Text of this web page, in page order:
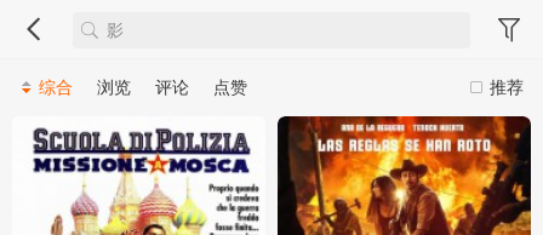
推荐
综合 浏览 评论 点赞